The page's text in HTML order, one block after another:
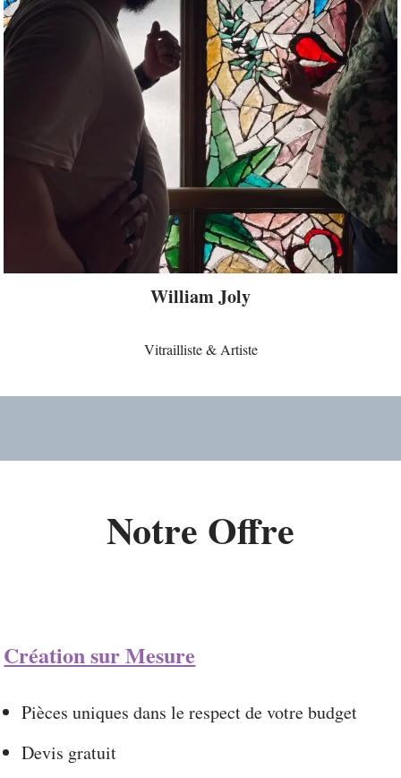
William Joly
Vitrailliste & Artiste
Notre Offre
Création sur Mesure
Pièces uniques dans le respect de votre budget
Devis gratuit